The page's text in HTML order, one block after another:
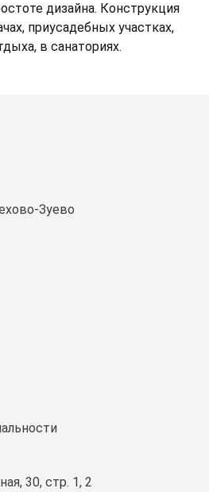
дизайна. Конструкция
приусадебных участках,
в санаториях.
Зуево
30, стр. 1, 2